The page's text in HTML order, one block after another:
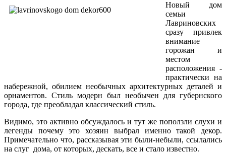
Новый дом
семьи
Лавриновских
сразу привлек
внимание
горожан и
местом
расположения -
практически на
набережной, обилием необычных архитектурных деталей и
орнаментов. Стиль модерн был необычен для губернского
города, где преобладал классический стиль.
Видимо, это активно обсуждалось и тут же поползли слухи и
легенды почему это хозяин выбрал именно такой декор.
Примечательно что, рассказывая эти были-небыли, ссылались
на слуг дома, от которых, дескать, все и стало известно.